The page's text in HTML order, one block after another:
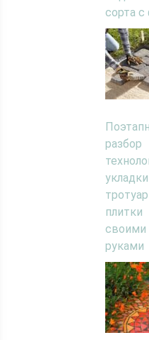
сорта с
разбор
укладки
плитки
своими
руками